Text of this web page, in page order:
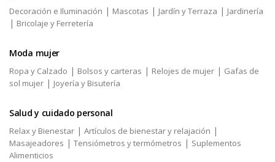
Decoración e Iluminación | Mascotas | Jardín y Terraza | Jardinería
| Bricolaje y Ferretería
Moda mujer
Ropa y Calzado | Bolsos y carteras | Relojes de mujer | Gafas de
sol mujer | Joyería y Bisutería
Salud y cuidado personal
Relax y Bienestar | Artículos de bienestar y relajación |
Masajeadores | Tensiómetros y termómetros | Suplementos
Alimenticios